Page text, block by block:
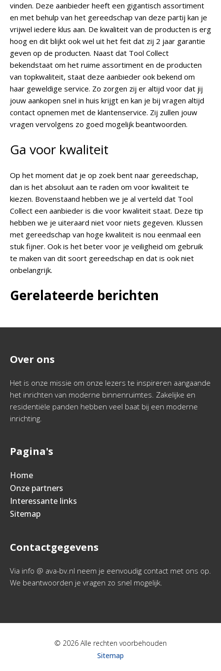
vinden. Deze aanbieder heeft een gigantisch assortiment
en met behulp van het gereedschap van deze partij kan je
vrijwel iedere klus aan. De kwaliteit van de producten is erg
hoog en dit blijkt ook wel uit het feit dat zij 2 jaar garantie
geven op de producten. Naast dat Tool Collect
bekendstaat om het ruime assortiment en de producten
van topkwaliteit, staat deze aanbieder ook bekend om
haar geweldige service. Zo zorgen zij er altijd voor dat jij
jouw aankopen snel in huis krijgt en kan je bij vragen altijd
contact opnemen met de klantenservice. Zij zullen jouw
vragen vervolgens zo goed mogelijk beantwoorden.
Ga voor kwaliteit
Op het moment dat je op zoek bent naar gereedschap,
dan is het absoluut aan te raden om voor kwaliteit te
kiezen. Bovenstaand hebben we je al verteld dat Tool
Collect een aanbieder is die voor kwaliteit staat. Deze tip
hebben we je uiteraard niet voor niets gegeven. Klussen
met gereedschap van hoge kwaliteit is nou eenmaal een
stuk fijner. Ook is het beter voor je veiligheid om gebruik
te maken van dit soort gereedschap en dat is ook niet
onbelangrijk.
Gerelateerde berichten
Over ons
Het is onze missie om onze lezers te inspireren aangaande
het inrichten van moderne binnenruimtes. Zakelijke en
residentiële panden hebben veel baat bij een moderne
inrichting.
Pagina's
Home
Onze partners
Interessante links
Sitemap
Contactgegevens
Via info @ ava-bv.nl neem je eenvoudig contact met ons op.
We beantwoorden je vragen zo snel mogelijk.
© 2026 Alle rechten voorbehouden
Sitemap